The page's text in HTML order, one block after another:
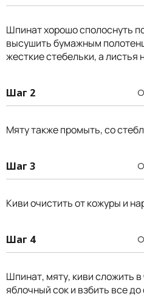
Шпинат хорошо сполоснуть
высушить бумажным
жесткие стебельки, а листья
Шаг 2
Мяту также промыть, со
Шаг 3
Киви очистить от кожуры и
Шаг 4
Шпинат, мяту, киви сложить
яблочный сок и взбить все